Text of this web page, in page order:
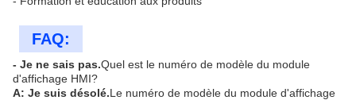
FAQ:
- Je ne sais pas.Quel est le numéro de modèle du module
d'affichage HMI?
A: Je suis désolé.Le numéro de modèle du module d'affichage